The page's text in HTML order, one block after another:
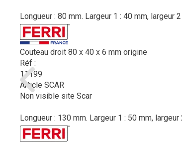
Longueur : 80 mm. Largeur 1 : 40 mm, largeur
Couteau droit 80 x 40 x 6 mm origine
Réf :
11199
Article SCAR
Non visible site Scar
Longueur : 130 mm. Largeur 1 : 50 mm,